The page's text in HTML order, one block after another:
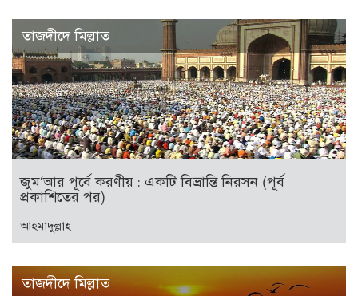
তাজদীদে মিল্লাত
জুম‘আর পূর্বে করণীয় : একটি বিভ্রান্তি নিরসন (পূর্ব
প্রকাশিতের পর)
আহমাদুল্লাহ
তাজদীদে মিল্লাত